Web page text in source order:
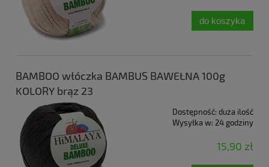
do koszyka
BAMBOO włóczka BAMBUS BAWEŁNA 100g
KOLORY brąz 23
Dostępność: duża ilość
Wysyłka w: 24 godziny
15,90 zł